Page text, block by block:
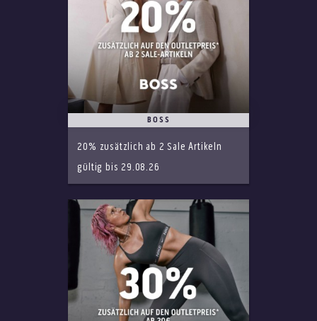
BOSS
20% zusätzlich ab 2 Sale Artikeln
gültig bis 29.08.26